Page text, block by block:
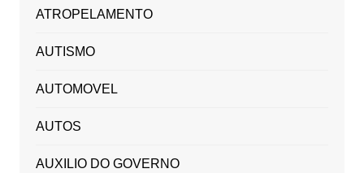
ATROPELAMENTO
AUTISMO
AUTOMOVEL
AUTOS
AUXILIO DO GOVERNO